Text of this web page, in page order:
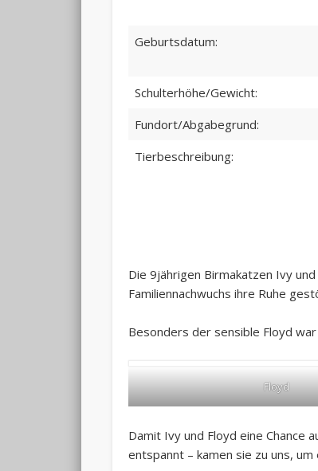
Geburtsdatum:
Schulterhöhe/Gewicht:
Fundort/Abgabegrund:
Tierbeschreibung:
Die 9jährigen Birmakatzen Ivy
Familiennachwuchs ihre Ruhe
Besonders der sensible Floyd
Floyd
Damit Ivy und Floyd eine Chance
entspannt – kamen sie zu uns,